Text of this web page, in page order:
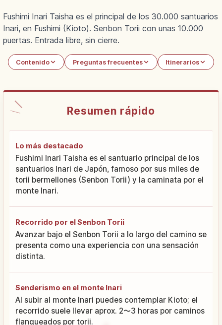
Fushimi Inari Taisha es el principal de los 30.000 santuarios
Inari, en Fushimi (Kioto). Senbon Torii con unas 10.000
puertas. Entrada libre, sin cierre.
Contenido Preguntas frecuentes Itinerarios
Resumen rápido
Lo más destacado
Fushimi Inari Taisha es el santuario principal de los
santuarios Inari de Japón, famoso por sus miles de
torii bermellones (Senbon Torii) y la caminata por el
monte Inari.
Recorrido por el Senbon Torii
Avanzar bajo el Senbon Torii a lo largo del camino se
presenta como una experiencia con una sensación
distinta.
Senderismo en el monte Inari
Al subir al monte Inari puedes contemplar Kioto; el
recorrido suele llevar aprox. 2〜3 horas por caminos
flanqueados por torii.